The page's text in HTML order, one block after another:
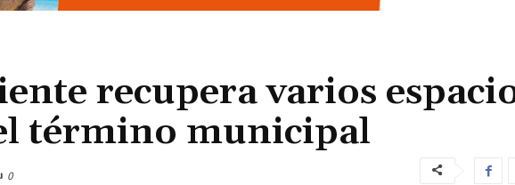
recupera varios
término municipal
0